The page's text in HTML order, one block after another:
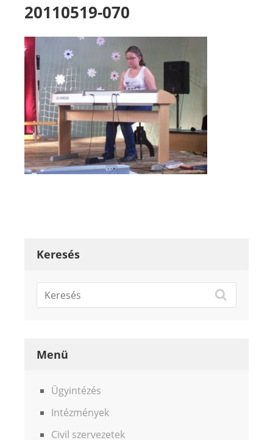
20110519-070
Keresés
Menü
Ügyintézés
Intézmények
Civil szervezetek